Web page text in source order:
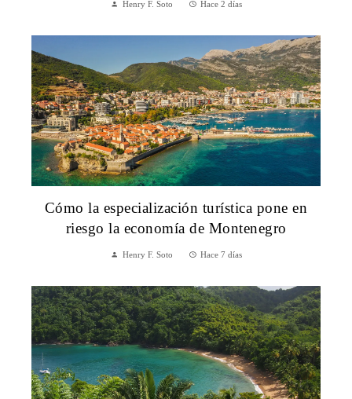
Henry F. Soto Hace 2 días
Cómo la especialización turística pone en
riesgo la economía de Montenegro
Henry F. Soto Hace 7 días